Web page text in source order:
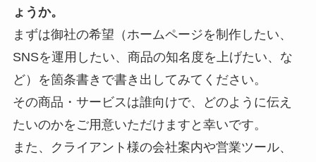
ょうか。
まずは御社の希望（ホームページを制作したい、
SNSを運用したい、商品の知名度を上げたい、な
ど）を箇条書きで書き出してみてください。
その商品・サービスは誰向けで、どのように伝え
たいのかをご用意いただけますと幸いです。
また、クライアント様の会社案内や営業ツール、